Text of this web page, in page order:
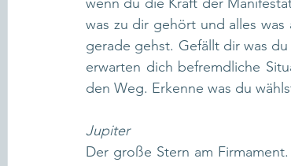
was zu dir gehört und alles
gerade gehst. Gefällt dir was
erwarten dich befremdliche
den Weg. Erkenne was du
Jupiter
Der große Stern am